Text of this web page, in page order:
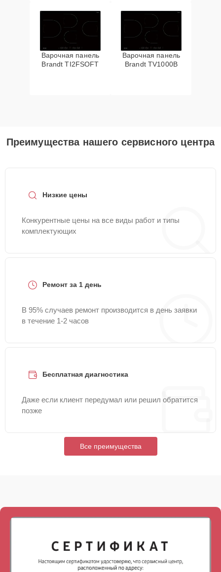
Варочная панель
Brandt TI2FSOFT
Варочная панель
Brandt TV1000B
Преимущества нашего сервисного центра
Низкие цены
Конкурентные цены на все виды работ и типы
комплектующих
Ремонт за 1 день
В 95% случаев ремонт производится в день заявки
в течение 1-2 часов
Бесплатная диагностика
Даже если клиент передумал или решил обратится
позже
Все преимущества